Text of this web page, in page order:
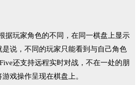
据玩家角色的不同，在同一棋盘上显示
说，不同的玩家只能看到与自己角色
还支持远程实时对战，不在一处的朋
戏操作呈现在棋盘上。